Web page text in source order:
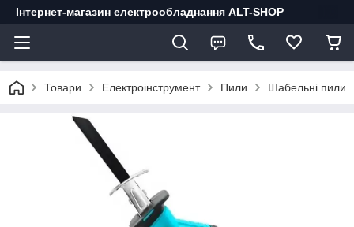
Інтернет-магазин електрообладнання ALT-SHOP
Товари Електроінструмент Пили Шабельні пили